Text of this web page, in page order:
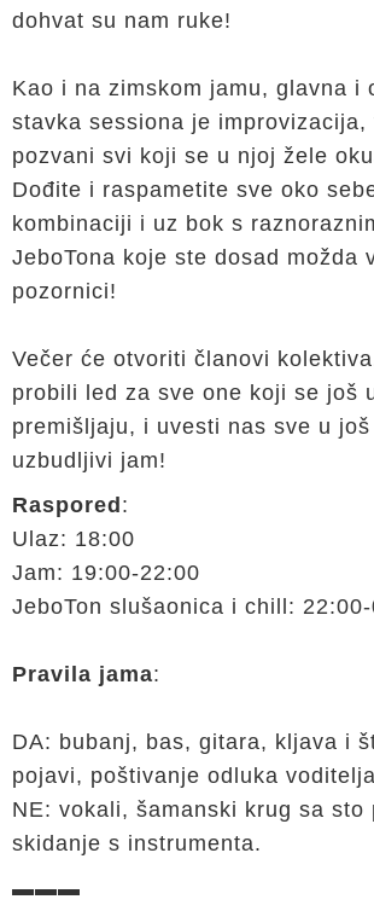
dohvat su nam ruke!
Kao i na zimskom jamu, glavna i
stavka sessiona je improvizacija,
pozvani svi koji se u njoj žele
Dođite i raspametite sve oko
kombinaciji i uz bok s
JeboTona koje ste dosad možda
pozornici!
Večer će otvoriti članovi
probili led za sve one koji se još
premišljaju, i uvesti nas sve u još
uzbudljivi jam!
Raspored :
Ulaz: 18:00
Jam: 19:00-22:00
JeboTon slušaonica i chill:
Pravila jama:
DA: bubanj, bas, gitara, kljava i
pojavi, poštivanje odluka
NE: vokali, šamanski krug sa sto
skidanje s instrumenta.
▬▬▬